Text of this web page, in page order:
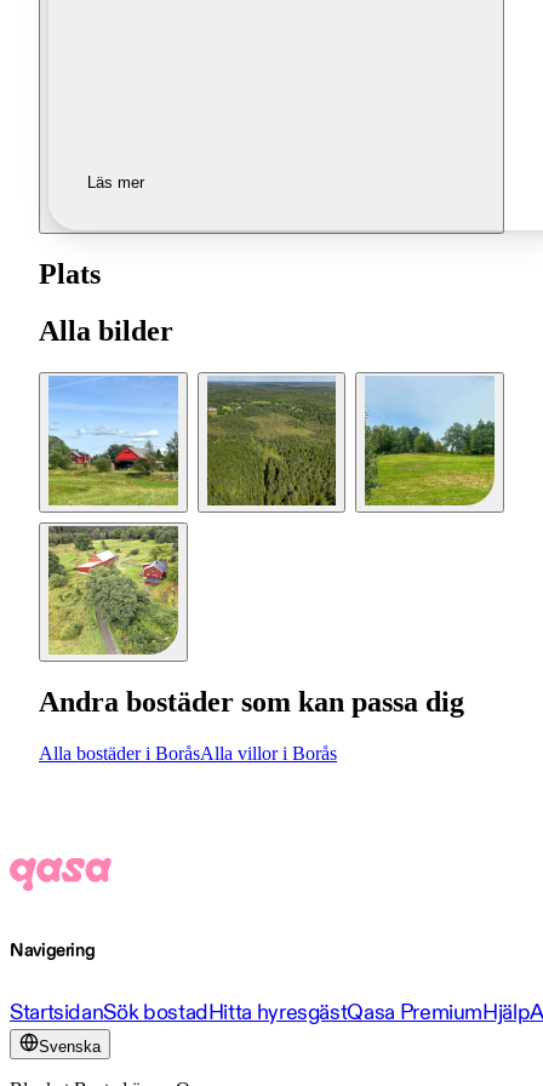
Läs mer
Plats
Alla bilder
Andra bostäder som kan passa dig
Alla bostäder i BoråsAlla villor i Borås
Navigering
StartsidanSök bostadHitta hyresgästQasa PremiumHjälp
Svenska